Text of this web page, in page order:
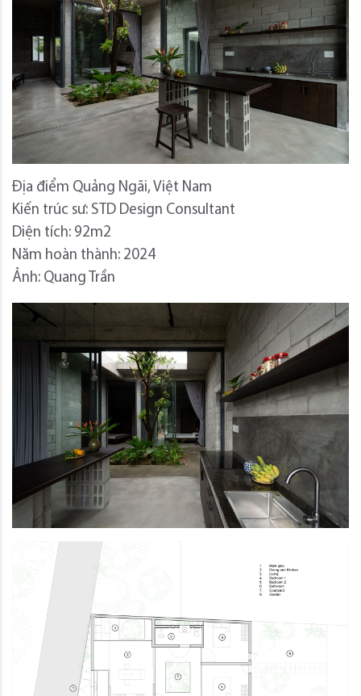
Địa điểm Quảng Ngãi, Việt Nam
Kiến trúc sư: STD Design Consultant
Diện tích: 92m2
Năm hoàn thành: 2024
Ảnh: Quang Trần